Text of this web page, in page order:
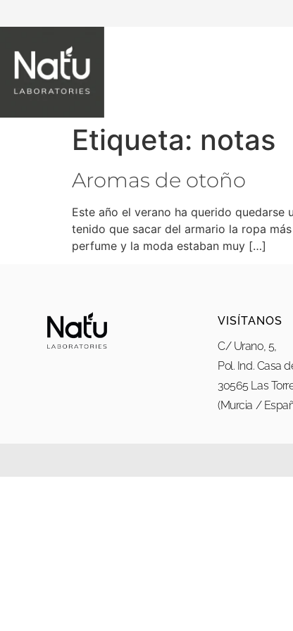
Etiqueta: notas
Aromas de otoño
Este año el verano ha querido
tenido que sacar del armario la ropa
perfume y la moda estaban muy […]
VISÍTANOS
C/ Urano, 5,
Pol. Ind. Casa
30565 Las
(Murcia /